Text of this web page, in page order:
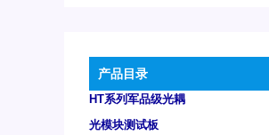
产品目录
HT系列军品级光耦
光模块测试板